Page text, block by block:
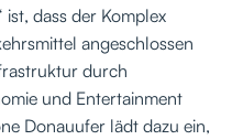
dass der Komplex
angeschlossen
durch
und Entertainment
Donauufer lädt dazu ein,